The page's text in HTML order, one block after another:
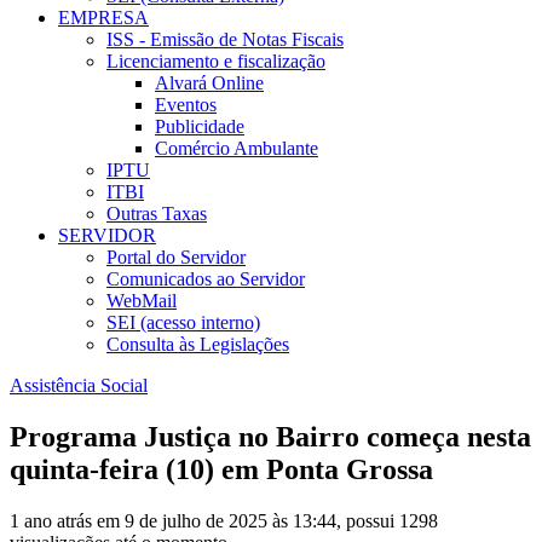
EMPRESA
ISS - Emissão de Notas Fiscais
Licenciamento e fiscalização
Alvará Online
Eventos
Publicidade
Comércio Ambulante
IPTU
ITBI
Outras Taxas
SERVIDOR
Portal do Servidor
Comunicados ao Servidor
WebMail
SEI (acesso interno)
Consulta às Legislações
Assistência Social
Programa Justiça no Bairro começa nesta
quinta-feira (10) em Ponta Grossa
1 ano atrás em 9 de julho de 2025 às 13:44, possui 1298